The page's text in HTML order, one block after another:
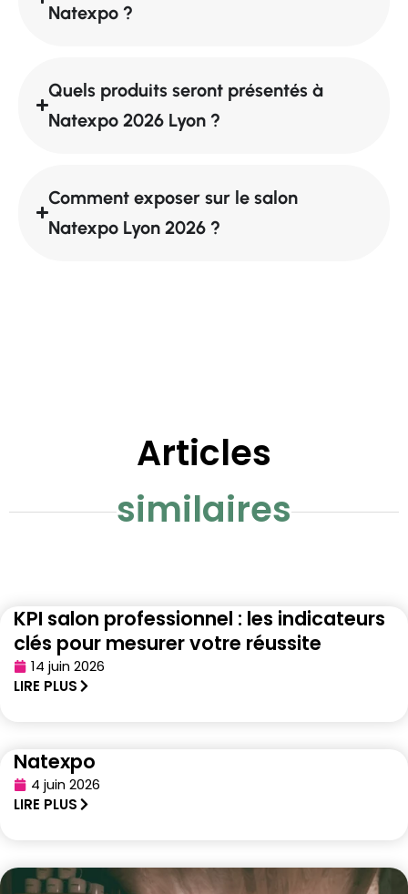
Natexpo ?
Quels produits seront présentés à
Natexpo 2026 Lyon ?
Comment exposer sur le salon
Natexpo Lyon 2026 ?
Articles
similaires
KPI salon professionnel : les indicateurs
clés pour mesurer votre réussite
14 juin 2026
LIRE PLUS
Natexpo
4 juin 2026
LIRE PLUS